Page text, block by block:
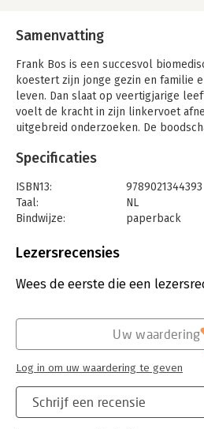
Samenvatting
Frank Bos is een succesvol
koestert zijn jonge gezin en familie
leven. Dan slaat op veertigjarige
voelt de kracht in zijn linkervoet
uitgebreid onderzoeken. De
maar een paar jaar te leven.
stopt. Bos vertelt over zijn verdriet,
frustratie, maar hij laat ook een
doodvonnis een ongekende
de permanente zorg die hij nodig
vindt in een machteloze situatie, en
Specificaties
ISBN13:
9789021344393
Taal:
NL
Bindwijze:
paperback
Uitgever:
Verschijningsdatum:
10-6-2025
Literatuur en
Lezersrecensies
Wees de eerste die een
Schrijf een recensie
Uw waardering
Log in om uw waardering te geven